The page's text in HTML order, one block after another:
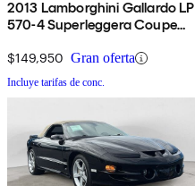
2013 Lamborghini Gallardo LP
570-4 Superleggera Coupe
$149,950 Gran oferta
Incluye tarifas de conc.